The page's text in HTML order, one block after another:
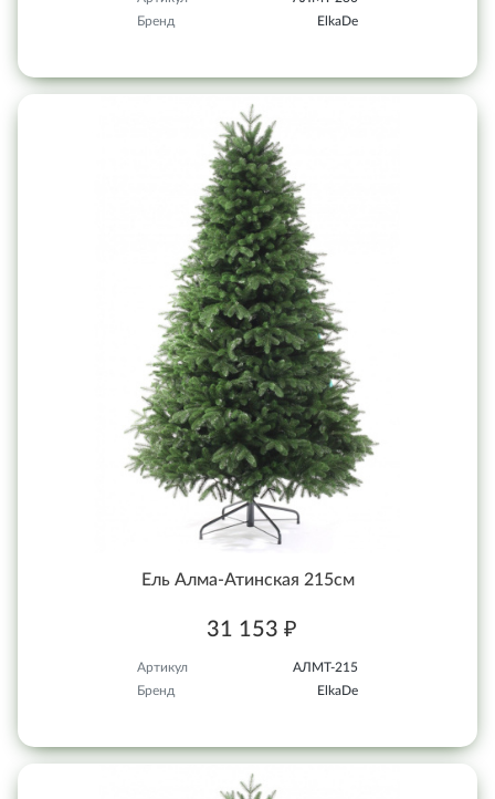
Бренд
ElkaDe
Ель Алма-Атинская 215см
31 153 ₽
Артикул
АЛМТ-215
Бренд
ElkaDe